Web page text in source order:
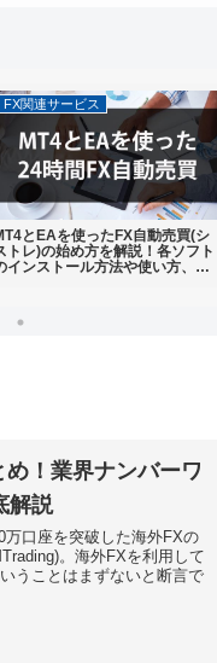
FX関連サービス
とEAを使ったFX自動売買(シ
トレ)の始め方を解説！各ソフト
インストール方法や使い方、お
！業界ナンバーワ
解説
万口座を突破した海外FXの
。海外FXを利用して
うことはまずないと断言で